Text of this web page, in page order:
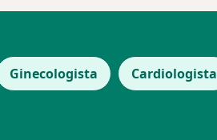
Ginecologista Cardiologista